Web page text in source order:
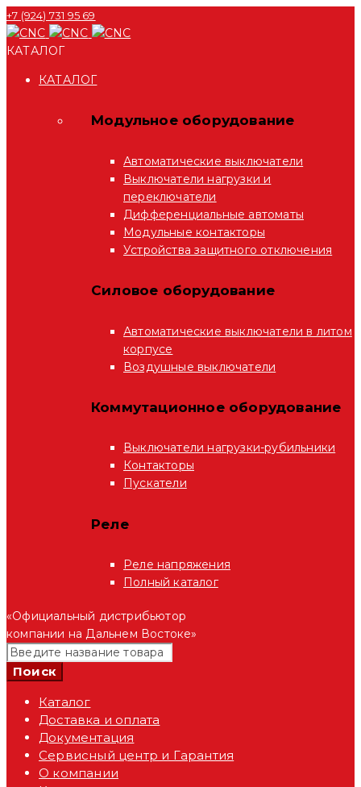
+7 (924) 731 95 69
КАТАЛОГ
КАТАЛОГ
Модульное оборудование
Автоматические выключатели
Выключатели нагрузки и
переключатели
Дифференциальные автоматы
Модульные контакторы
Устройства защитного отключения
Силовое оборудование
Автоматические выключатели в литом
корпусе
Воздушные выключатели
Коммутационное оборудование
Выключатели нагрузки-рубильники
Контакторы
Пускатели
Реле
Реле напряжения
Полный каталог
«Официальный дистрибьютор
компании на Дальнем Востоке»
Каталог
Доставка и оплата
Документация
Сервисный центр и Гарантия
О компании